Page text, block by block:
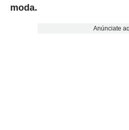
moda.
Anúnciate